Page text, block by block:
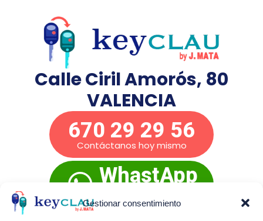
Gestionar consentimiento
Calle Ciril Amorós, 80
VALENCIA
670 29 29 56
Contáctanos hoy mismo
WhastApp
inmediato